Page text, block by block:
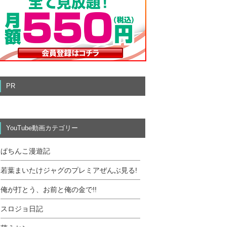
PR
YouTube動画カテゴリー
ぱちんこ漫遊記
若葉まいたけジャグのプレミアぜんぶ見る!
俺が打とう、お前と俺の金で!!
スロジョ日記